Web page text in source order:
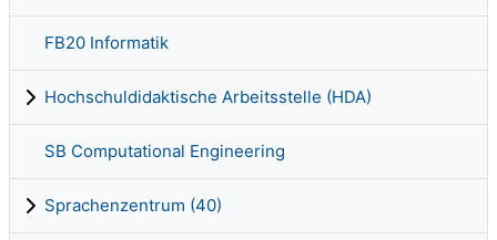
FB20 Informatik
Hochschuldidaktische Arbeitsstelle (HDA)
SB Computational Engineering
Sprachenzentrum (40)